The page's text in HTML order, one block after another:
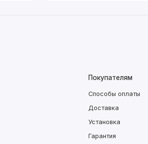
Покупателям
Способы оплаты
Доставка
Установка
Гарантия